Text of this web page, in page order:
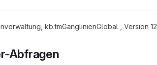
kb.tmGanglinienGlobal , Version 12
Abfragen